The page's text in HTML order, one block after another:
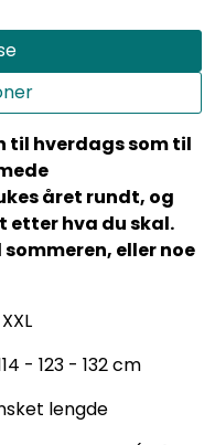
til hverdags som til
året rundt, og
etter hva du skal.
eller noe
- 123 - 132 cm
lengde